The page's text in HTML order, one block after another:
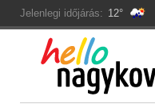
Jelenlegi időjárás: 12°